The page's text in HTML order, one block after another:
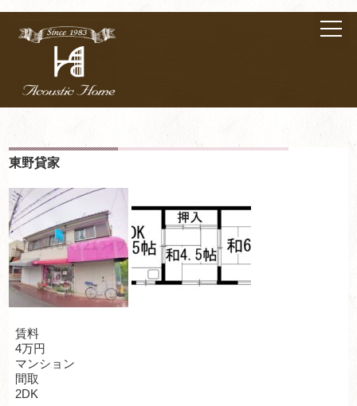
東野貸家
賃料
4万円
マンション
間取
2DK